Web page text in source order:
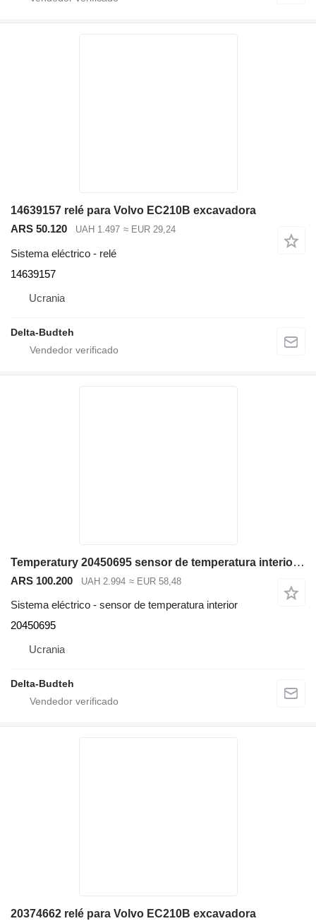
14639157 relé para Volvo EC210B excavadora
ARS 50.120
UAH 1.497 ≈ EUR 29,24
Sistema eléctrico - relé
14639157
Ucrania
Delta-Budteh
Temperatury 20450695 sensor de temperatura interior para Volvo EC290B excavadora
ARS 100.200 UAH 2.994 ≈ EUR 58,48
Sistema eléctrico - sensor de temperatura interior
20450695
Ucrania
Delta-Budteh
20374662 relé para Volvo EC210B excavadora